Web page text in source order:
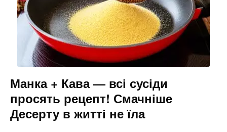
Манка + Кава — всі сусіди
просять рецепт! Смачніше
Десерту в житті не їла